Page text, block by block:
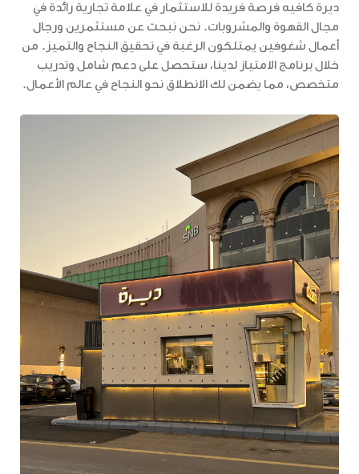
ديرة كافيه فرصة فريدة للاستثمار في علامة تجارية رائدة في
مجال القهوة والمشروبات. نحن نبحث عن مستثمرين ورجال
أعمال شغوفين يمتلكون الرغبة في تحقيق النجاح والتميز. من
خلال برنامج الامتياز لدينا، ستحصل على دعم شامل وتدريب
متخصص، مما يضمن لك الانطلاق نحو النجاح في عالم الأعمال.